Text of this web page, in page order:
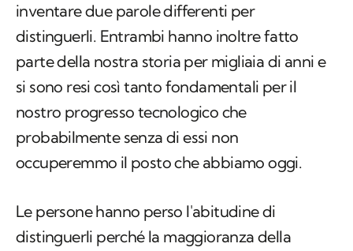
inventare due parole differenti per
distinguerli. Entrambi hanno inoltre fatto
parte della nostra storia per migliaia di anni e
si sono resi così tanto fondamentali per il
nostro progresso tecnologico che
probabilmente senza di essi non
occuperemmo il posto che abbiamo oggi.
Le persone hanno perso l'abitudine di
distinguerli perché la maggioranza della